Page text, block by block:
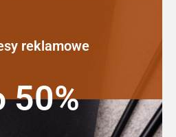
reklamowe
50%